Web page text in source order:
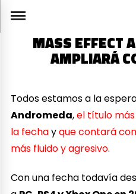
MASS EFFECT
AMPLIARÁ
Todos estamos a la
Andromeda,el título
la fechayque contará
más fluido y agresivo.
Con una fecha todavía